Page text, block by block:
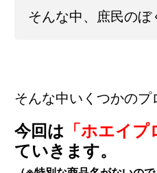
そんな中、庶民のぼ
そんな中いくつかのプ
今回は 「ホエイ
ていきます。